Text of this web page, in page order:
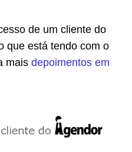
de um cliente do
que está tendo com o
mais depoimentos em